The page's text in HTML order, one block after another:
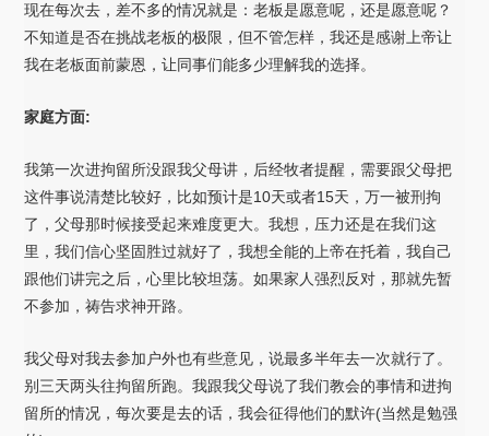
现在每次去，差不多的情况就是：老板是愿意呢，还是愿意呢？
不知道是否在挑战老板的极限，但不管怎样，我还是感谢上帝让
我在老板面前蒙恩，让同事们能多少理解我的选择。
家庭方面:
我第一次进拘留所没跟我父母讲，后经牧者提醒，需要跟父母把
这件事说清楚比较好，比如预计是10天或者15天，万一被刑拘
了，父母那时候接受起来难度更大。我想，压力还是在我们这
里，我们信心坚固胜过就好了，我想全能的上帝在托着，我自己
跟他们讲完之后，心里比较坦荡。如果家人强烈反对，那就先暂
不参加，祷告求神开路。
我父母对我去参加户外也有些意见，说最多半年去一次就行了。
别三天两头往拘留所跑。我跟我父母说了我们教会的事情和进拘
留所的情况，每次要是去的话，我会征得他们的默许(当然是勉强